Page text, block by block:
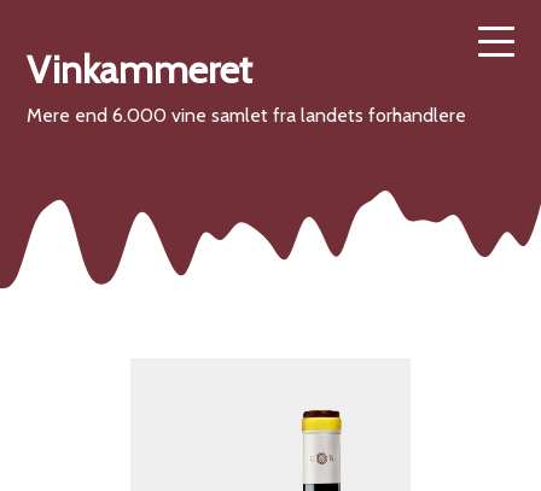
Vinkammeret
Mere end 6.000 vine samlet fra landets forhandlere